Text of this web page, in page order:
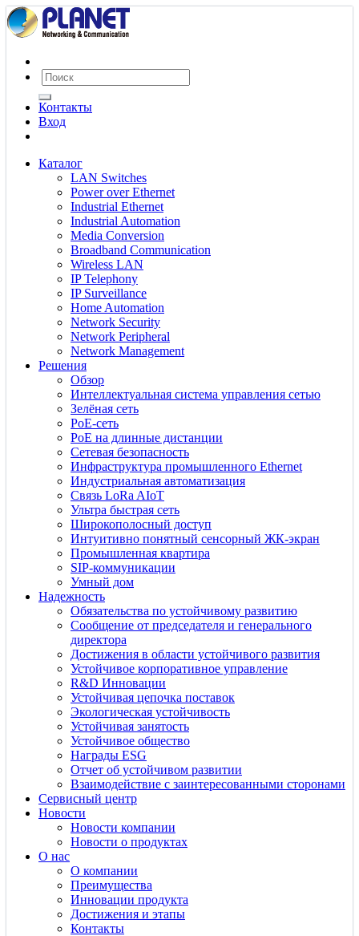
Контакты
Вход
Каталог
LAN Switches
Power over Ethernet
Industrial Ethernet
Industrial Automation
Media Conversion
Broadband Communication
Wireless LAN
IP Telephony
IP Surveillance
Home Automation
Network Security
Network Peripheral
Network Management
Решения
Обзор
Интеллектуальная система управления сетью
Зелёная сеть
PoE-сеть
PoE на длинные дистанции
Сетевая безопасность
Инфраструктура промышленного Ethernet
Индустриальная автоматизация
Связь LoRa AIoT
Ультра быстрая сеть
Широкополосный доступ
Интуитивно понятный сенсорный ЖК-экран
Промышленная квартира
SIP-коммуникации
Умный дом
Надежность
Обязательства по устойчивому развитию
Сообщение от председателя и генерального
директора
Достижения в области устойчивого развития
Устойчивое корпоративное управление
R&D Инновации
Устойчивая цепочка поставок
Экологическая устойчивость
Устойчивая занятость
Устойчивое общество
Награды ESG
Отчет об устойчивом развитии
Взаимодействие с заинтересованными сторонами
Сервисный центр
Новости
Новости компании
Новости о продуктах
О нас
О компании
Преимущества
Инновации продукта
Достижения и этапы
Контакты